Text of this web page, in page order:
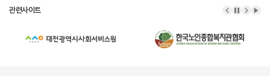
관련사이트 이전 배너
배너 정
다음
배